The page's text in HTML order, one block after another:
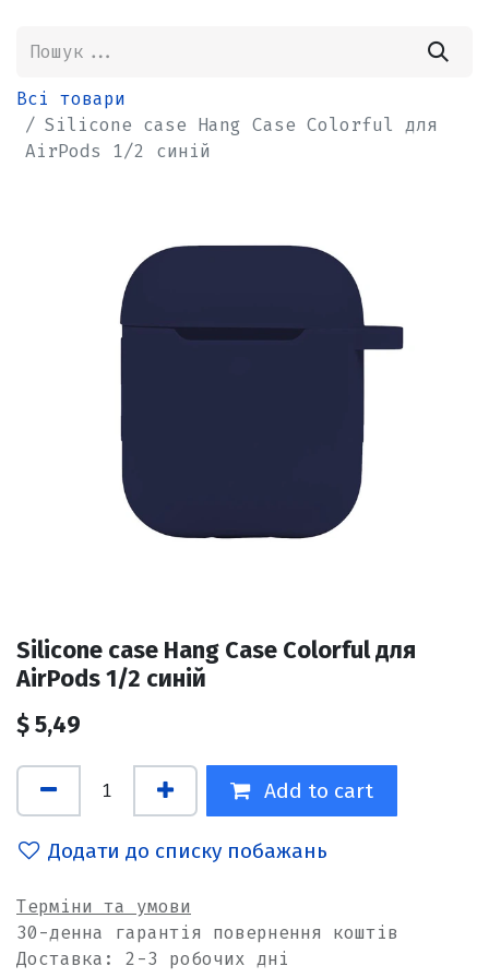
Всі товари
Silicone case Hang Case Colorful для
AirPods 1/2 синій
Silicone case Hang Case Colorful для
AirPods 1/2 синій
$5,49
Add to cart
Додати до списку побажань
Терміни та умови
30-денна гарантія повернення коштів
Доставка: 2-3 робочих дні